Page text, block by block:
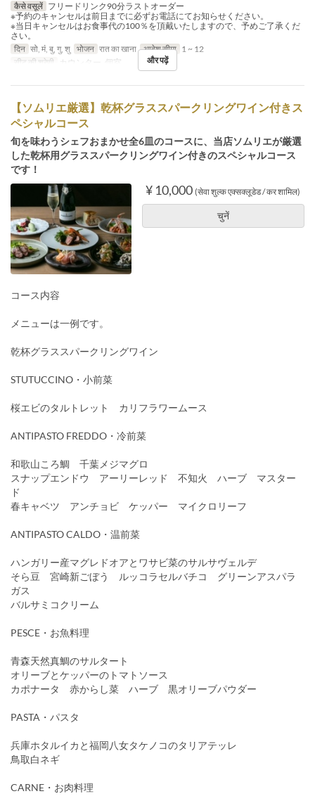
कैसे वसूलें フリードリンク90分ラストオーダー
※予約のキャンセルは前日までに必ずお電話にてお知らせください。
※当日キャンセルはお食事代の100％を頂戴いたしますので、予めご了承くだ
さい。
दिन सो, मं, बु, गु, शु भोजन रात का खाना आदेश सीमा 1 ~ 12
सीट की श्रेणी
カウンター, 個室 और पढ़ें
【ソムリエ厳選】乾杯グラススパークリングワイン付きス
ペシャルコース
旬を味わうシェフおまかせ全6皿のコースに、当店ソムリエが厳選
した乾杯用グラススパークリングワイン付きのスペシャルコース
です！
¥ 10,000 (सेवा शुल्क एक्सक्लूडेड / कर शामिल)
चुनें
コース内容
メニューは一例です。
乾杯グラススパークリングワイン
STUTUCCINO・小前菜
桜エビのタルトレット カリフラワームース
ANTIPASTO FREDDO・冷前菜
和歌山ころ鯛 千葉メジマグロ
スナップエンドウ アーリーレッド 不知火 ハーブ マスター
ド
春キャベツ アンチョビ ケッパー マイクロリーフ
ANTIPASTO CALDO・温前菜
ハンガリー産マグレドオアとワサビ菜のサルサヴェルデ
そら豆 宮崎新ごぼう ルッコラセルバチコ グリーンアスパラ
ガス
バルサミコクリーム
PESCE・お魚料理
青森天然真鯛のサルタート
オリーブとケッパーのトマトソース
カポナータ 赤からし菜 ハーブ 黒オリーブパウダー
PASTA・パスタ
兵庫ホタルイカと福岡八女タケノコのタリアテッレ
鳥取白ネギ
CARNE・お肉料理